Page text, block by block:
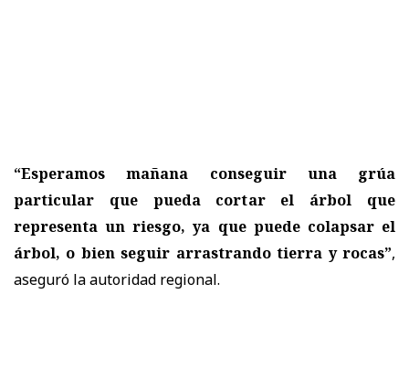
“Esperamos mañana conseguir una grúa
particular que pueda cortar el árbol que
representa un riesgo, ya que puede colapsar el
árbol, o bien seguir arrastrando tierra y rocas”,
aseguró la autoridad regional.